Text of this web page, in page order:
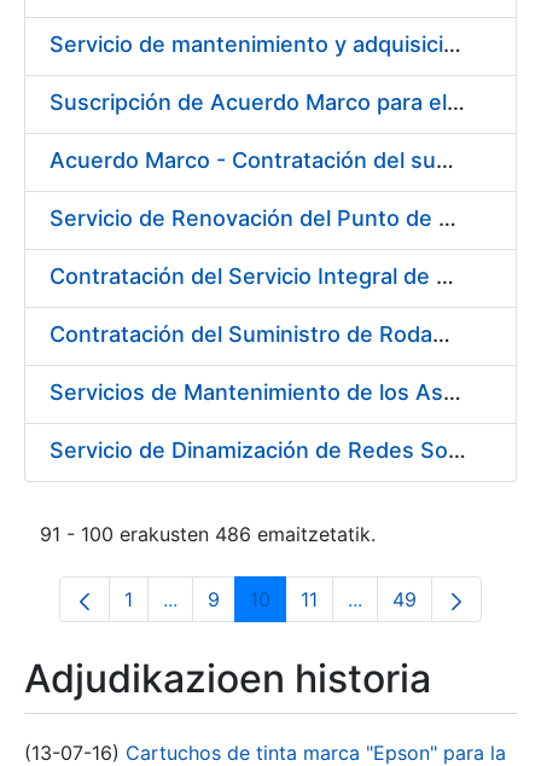
Servicio de mantenimiento y adquisición de las tapas automáticas HYGOLET instaladas en la FNMT-RCM de Madrid, y el suministro de rollos de plásticos originales
Suscripción de Acuerdo Marco para el Suministro de Material de Ferretería para la Entidad Pública Empresarial Fábrica Nacional de Moneda y Timbre-Real Casa de la Moneda (FNMT-RCM)
Acuerdo Marco - Contratación del suministro de Material de Electricidad para la Fábrica de papel de Burgos. PA AM /FP/004/2020-2021
Servicio de Renovación del Punto de Venta de la Tienda del Museo de la FNMT-RCM
Contratación del Servicio Integral de Cardioprotección para sus Sedes de Madrid y Burgos
Contratación del Suministro de Rodamientos y Material de Transmisiones para la Fábrica Nacional de Moneda y Timbre - Real Casa de la Moneda
Servicios de Mantenimiento de los Ascensores, Montacargas y Plataformas de Minusválidos instalados en la Fábrica de Papel de Burgos
Servicio de Dinamización de Redes Sociales
91 - 100 erakusten 486 emaitzetatik.
Orrialdea
1 ...Intermediate Pages Use TAB to
Orrialdea
9 Orrialdea
10 Orrialdea
11 ...Intermediate Pages
Orrialdea
49
Adjudikazioen historia
(13-07-16) Cartuchos de tinta marca "Epson" para la